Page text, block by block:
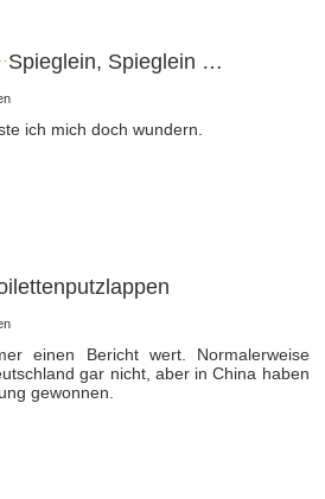
Spieglein, Spieglein …
ich mich doch wundern.
einen Bericht wert. Normalerweise
gar nicht, aber in China haben
gewonnen.